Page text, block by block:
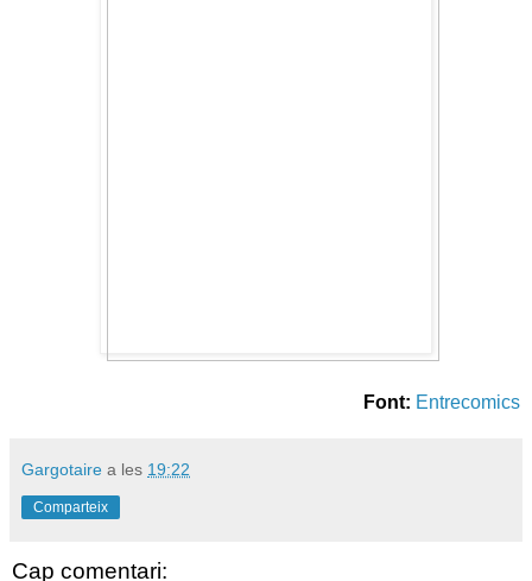
Font: Entrecomics
Gargotaire a les 19:22
Comparteix
Cap comentari: